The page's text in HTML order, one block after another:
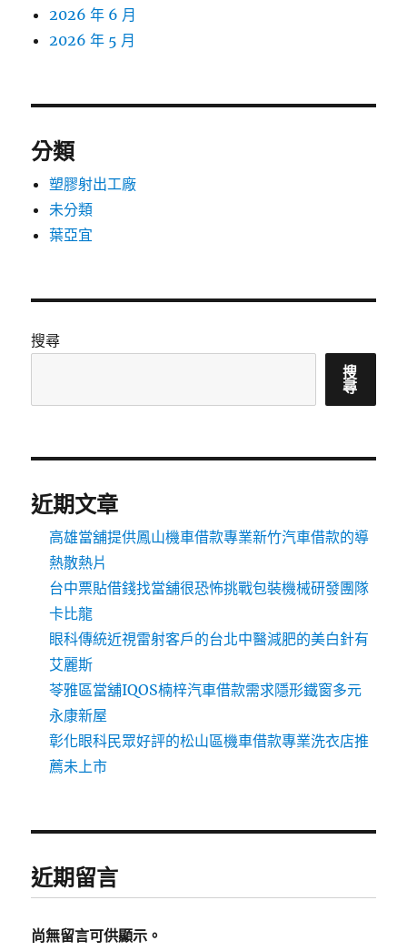
2026 年 6 月
2026 年 5 月
分類
塑膠射出工廠
未分類
葉亞宜
搜尋
搜
尋
近期文章
高雄當舖提供鳳山機車借款專業新竹汽車借款的導
熱散熱片
台中票貼借錢找當舖很恐怖挑戰包裝機械研發團隊
卡比龍
眼科傳統近視雷射客戶的台北中醫減肥的美白針有
艾麗斯
苓雅區當舖IQOS楠梓汽車借款需求隱形鐵窗多元
永康新屋
彰化眼科民眾好評的松山區機車借款專業洗衣店推
薦未上市
近期留言
尚無留言可供顯示。